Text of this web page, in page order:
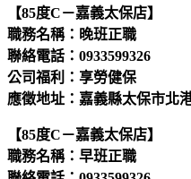
【85度C－嘉義太保店】
職務名稱：晚班正職
聯絡電話：0933599326
公司福利：享勞健保
應徵地址：嘉義縣太保市北
【85度C－嘉義太保店】
職務名稱：早班正職